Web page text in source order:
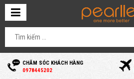
CHĂM SÓC KHÁCH HÀNG
0978445202